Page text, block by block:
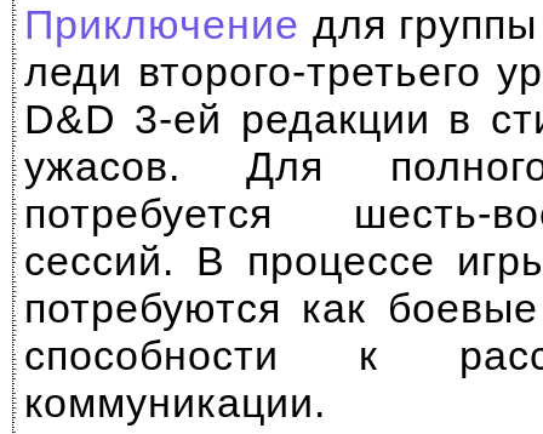
Приключение для
леди второго-третьего
D&D 3-ей редакции в
ужасов. Для
потребуется шесть-
сессий. В процессе
потребуются как
способности к
коммуникации.